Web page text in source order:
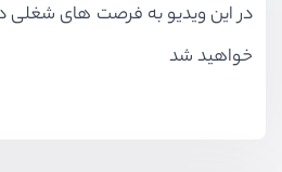
در این ویدیو به فرصت های شغلی
خواهید شد